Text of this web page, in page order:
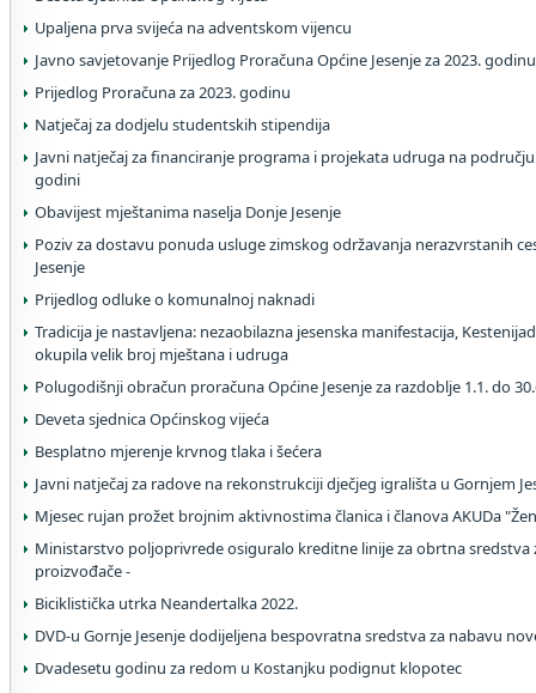
Upaljena prva svijeća na adventskom vijencu
Javno savjetovanje Prijedlog Proračuna Općine Jesenje za 2023.
Prijedlog Proračuna za 2023. godinu
Natječaj za dodjelu studentskih stipendija
Javni natječaj za financiranje programa i projekata udruga na području
godini
Obavijest mještanima naselja Donje Jesenje
Poziv za dostavu ponuda usluge zimskog održavanja nerazvrstanih
Jesenje
Prijedlog odluke o komunalnoj naknadi
Tradicija je nastavljena: nezaobilazna jesenska manifestacija,
okupila velik broj mještana i udruga
Polugodišnji obračun proračuna Općine Jesenje za razdoblje 1.1. do
Deveta sjednica Općinskog vijeća
Besplatno mjerenje krvnog tlaka i šećera
Javni natječaj za radove na rekonstrukciji dječjeg igrališta u Gornjem
Mjesec rujan prožet brojnim aktivnostima članica i članova AKUDa
Ministarstvo poljoprivrede osiguralo kreditne linije za obrtna sredstva
proizvođače -
Biciklistička utrka Neandertalka 2022.
DVD-u Gornje Jesenje dodijeljena bespovratna sredstva za nabavu
Dvadesetu godinu za redom u Kostanjku podignut klopotec